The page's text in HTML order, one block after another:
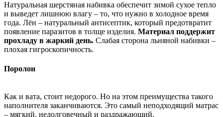
Натуральная шерстяная набивка обеспечит зимой сухое тепло
и выведет лишнюю влагу – то, что нужно в холодное время
года. Лён – натуральный антисептик, который предотвратит
появление паразитов в толще изделия. Материал поддержит
прохладу в жаркий день. Слабая сторона льняной набивки –
плохая гигроскопичность.
Поролон
Как и вата, стоит недорого. Но на этом преимущества такого
наполнителя заканчиваются. Это самый неподходящий матрас
– мягкий, недолговечный и раздражающий.